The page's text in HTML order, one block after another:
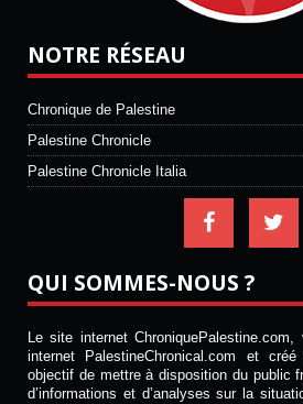
NOTRE RÉSEAU
Chronique de Palestine
Palestine Chronicle
Palestine Chronicle Italia
QUI SOMMES-NOUS ?
Le site internet
internet PalestineChronical.com et
objectif de mettre à disposition du public
d’informations et d’analyses sur la